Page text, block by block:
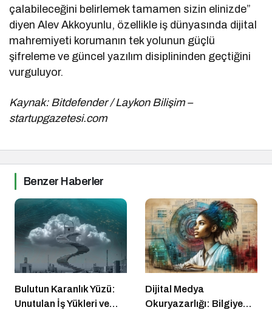
çalabileceğini belirlemek tamamen sizin elinizde”
diyen Alev Akkoyunlu, özellikle iş dünyasında dijital
mahremiyeti korumanın tek yolunun güçlü
şifreleme ve güncel yazılım disiplininden geçtiğini
vurguluyor.
Kaynak: Bitdefender / Laykon Bilişim –
startupgazetesi.com
Benzer Haberler
Bulutun Karanlık Yüzü:
Unutulan İş Yükleri ve
Dijital Medya
Okuryazarlığı: Bilgiye